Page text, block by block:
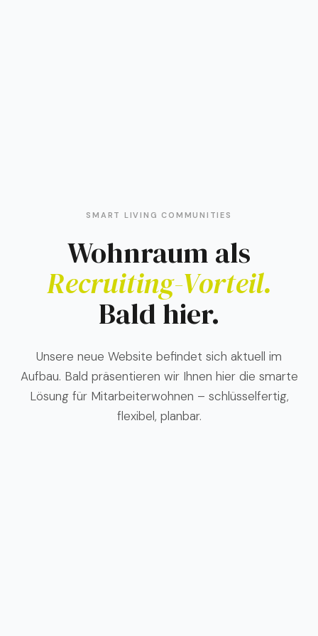
SMART LIVING COMMUNITIES
Wohnraum als
Recruiting-Vorteil.
Bald hier.
Unsere neue Website befindet sich aktuell im
Aufbau. Bald präsentieren wir Ihnen hier die smarte
Lösung für Mitarbeiterwohnen – schlüsselfertig,
flexibel, planbar.